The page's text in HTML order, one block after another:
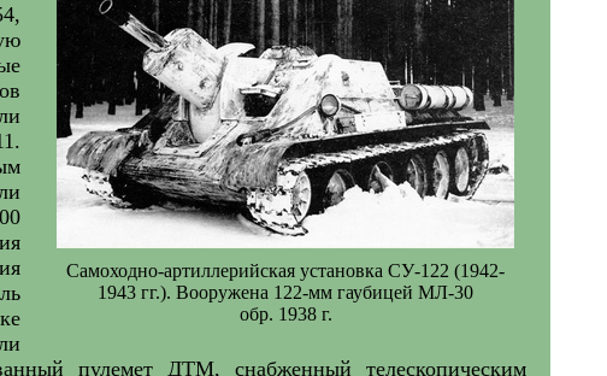
Самоходно-артиллерийская установка СУ-122 (1942-
1943 гг.). Вооружена 122-мм гаубицей МЛ-30
обр. 1938 г.
пулемет ДТМ, снабженный телескопическим